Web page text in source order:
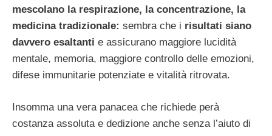
mescolano la respirazione, la concentrazione, la
medicina tradizionale: sembra che i risultati siano
davvero esaltanti e assicurano maggiore lucidità
mentale, memoria, maggiore controllo delle emozioni,
difese immunitarie potenziate e vitalità ritrovata.
Insomma una vera panacea che richiede perà
costanza assoluta e dedizione anche senza l’aiuto di